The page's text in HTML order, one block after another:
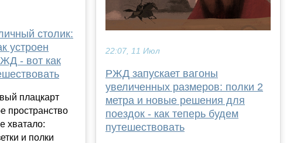
столик:
устроен
- вот как
плацкарт
пространство
хватало:
и полки
22:07, 11 Июл
РЖД запускает вагоны
увеличенных размеров: полки 2
метра и новые решения для
поездок - как теперь будем
путешествовать